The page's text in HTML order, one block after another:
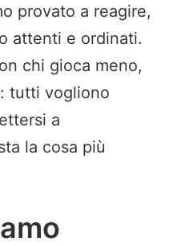
provato a reagire,
attenti e ordinati.
chi gioca meno,
tutti vogliono
a
la cosa più